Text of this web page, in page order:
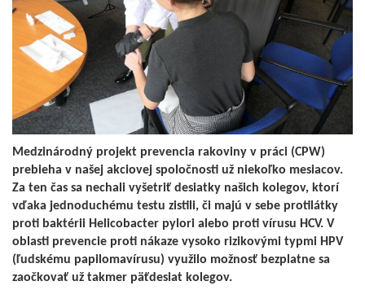
Medzinárodný projekt prevencia rakoviny v práci (CPW)
prebieha v našej akciovej spoločnosti už niekoľko mesiacov.
Za ten čas sa nechali vyšetriť desiatky našich kolegov, ktorí
vďaka jednoduchému testu zistili, či majú v sebe protilátky
proti baktérii Helicobacter pylori alebo proti vírusu HCV. V
oblasti prevencie proti nákaze vysoko rizikovými typmi HPV
(ľudskému papilomavírusu) využilo možnosť bezplatne sa
zaočkovať už takmer päťdesiat kolegov.